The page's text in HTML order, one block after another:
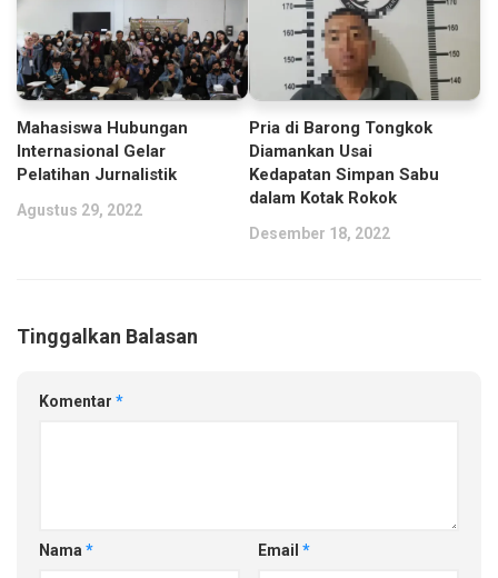
Mahasiswa Hubungan
Internasional Gelar
Pelatihan Jurnalistik
Agustus 29, 2022
Pria di Barong Tongkok
Diamankan Usai
Kedapatan Simpan Sabu
dalam Kotak Rokok
Desember 18, 2022
Tinggalkan Balasan
Komentar *
Nama * Email *